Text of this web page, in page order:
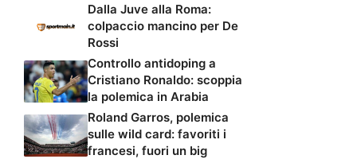
Dalla Juve alla Roma:
colpaccio mancino per De
Rossi
Controllo antidoping a
Cristiano Ronaldo: scoppia
la polemica in Arabia
Roland Garros, polemica
sulle wild card: favoriti i
francesi, fuori un big